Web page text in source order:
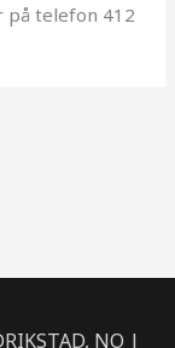
på telefon 412
NO |